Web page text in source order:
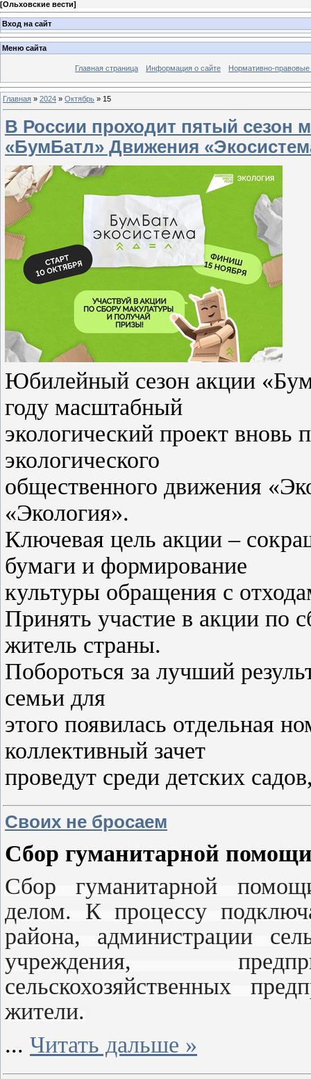
[Ольховские вести]
Вход на сайт
Меню сайта
Главная страница Информация о сайте Нормативно-правовые
Главная » 2024 » Октябрь » 15
В России проходит пятый сезон
«БумБатл» Движения
Юбилейный сезон акции
году масштабный
экологический проект вновь
экологического
общественного движения
«Экология».
Ключевая цель акции –
бумаги и формирование
культуры обращения с
Принять участие в акции по
житель страны.
Побороться за лучший
семьи для
этого появилась отдельная
коллективный зачет
проведут среди детских
Своих не бросаем
Сбор гуманитарной
Сбор гуманитарной
делом. К процессу
района, администрации
учреждения,
сельскохозяйственных
жители.
... Читать дальше »